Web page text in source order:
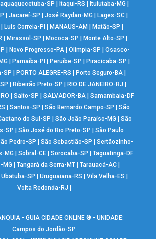
SP Itaqui-RS Ituiutaba-MG
Jacareí-SP José Raydan-MG Lages-SC|
| Luís Correia-PI MANAUS-AM Matão-SP
Mirassol-SP Mococa-SP Monte Alto-SP
Novo Progresso-PA |Olímpia-SP |Osasco-
Parnaíba-PI Peruíbe-SP Piracicaba-SP
SP
PORTO ALEGRE-RS Porto Seguro-BA
Ribeirão Preto-SP RIO DE JANEIRO-RJ
Salto-SP SALVADOR-BA| Samambaia-DF
|Santos-SP |São Bernardo Campo-SP |São
do Sul-SP |São João Paraíso-MG |São
SP
|São José do Rio Preto-SP |São Paulo
Pedro-SP |São Sebastião-SP |Sertãozinho-
MG |Sobral-CE |Sorocaba-SP |Taguatinga-DF
MG Tangará da Serra-MT| Tarauacá-AC|
|Ubatuba-SP |Uruguaiana-RS |Vila Velha-ES
Volta Redonda-RJ
- GUIA CIDADE ONLINE ® - UNIDADE:
Campos do Jordão-SP